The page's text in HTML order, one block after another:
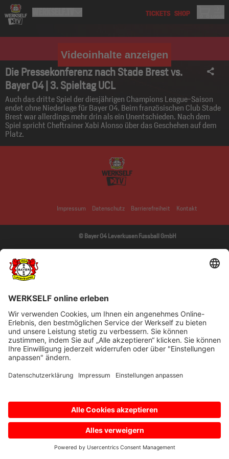
Videoinhalte anzeigen
Die Pressekonferenz nach Stade Brest vs.
Bayer 04 | 3. Spieltag UCL
Auch das dritte Spiel der diesjährigen Champions League-Saison
endet ohne Niederlage für Bayer 04. Beim französischen Club Stade
Brest war allerdings mehr drin als ein Unentschieden. Nach dem
Spiel spricht Cheftrainer Xabi Alonso über das Geschehen auf dem
Platz.
Impressum Datenschutz Barrierefreiheit Kontakt
© Bayer 04 Leverkusen Fussball GmbH